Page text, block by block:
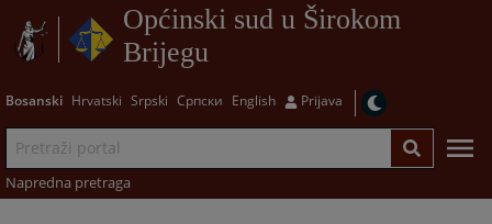
Općinski sud u Širokom
Brijegu
Bosanski Hrvatski Srpski Српски English Prijava
Napredna pretraga